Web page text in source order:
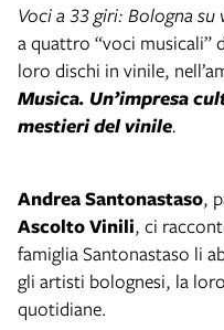
Voci a 33 giri: Bologna su
a quattro “voci
loro dischi in vinile,
Musica. Un’impresa
mestieri del vinile.
Andrea Santonastaso,
Ascolto Vinili, ci
famiglia Santonastaso li
gli artisti bolognesi, la
quotidiane.